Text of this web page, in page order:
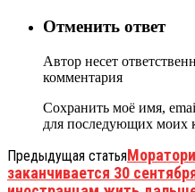
Отменить ответ
Автор несет
комментария
Сохранить моё имя,
для последующих моих
Предыдущая статья
заканчивается 30